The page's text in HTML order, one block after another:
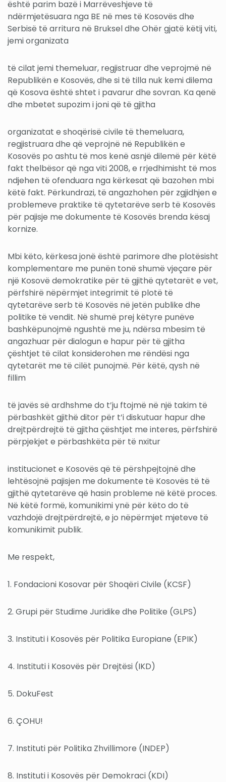
është parim bazë i Marrëveshjeve të
ndërmjetësuara nga BE në mes të Kosovës dhe
Serbisë të arritura në Bruksel dhe Ohër gjatë këtij viti,
jemi organizata
të cilat jemi themeluar, regjistruar dhe veprojmë në
Republikën e Kosovës, dhe si të tilla nuk kemi dilema
që Kosova është shtet i pavarur dhe sovran. Ka qenë
dhe mbetet supozim i joni që të gjitha
organizatat e shoqërisë civile të themeluara,
regjistruara dhe që veprojnë në Republikën e
Kosovës po ashtu të mos kenë asnjë dilemë për këtë
fakt thelbësor që nga viti 2008, e rrjedhimisht të mos
ndjehen të ofenduara nga kërkesat që bazohen mbi
këtë fakt. Përkundrazi, të angazhohen për zgjidhjen e
problemeve praktike të qytetarëve serb të Kosovës
për pajisje me dokumente të Kosovës brenda kësaj
kornize.
Mbi këto, kërkesa jonë është parimore dhe plotësisht
komplementare me punën tonë shumë vjeçare për
një Kosovë demokratike për të gjithë qytetarët e vet,
përfshirë nëpërmjet integrimit të plotë të
qytetarëve serb të Kosovës në jetën publike dhe
politike të vendit. Në shumë prej këtyre punëve
bashkëpunojmë ngushtë me ju, ndërsa mbesim të
angazhuar për dialogun e hapur për të gjitha
çështjet të cilat konsiderohen me rëndësi nga
qytetarët me të cilët punojmë. Për këtë, qysh në
fillim
të javës së ardhshme do t’ju ftojmë në një takim të
përbashkët gjithë ditor për t’i diskutuar hapur dhe
drejtpërdrejtë të gjitha çështjet me interes, përfshirë
përpjekjet e përbashkëta për të nxitur
institucionet e Kosovës që të përshpejtojnë dhe
lehtësojnë pajisjen me dokumente të Kosovës të të
gjithë qytetarëve që hasin probleme në këtë proces.
Në këtë formë, komunikimi ynë për këto do të
vazhdojë drejtpërdrejtë, e jo nëpërmjet mjeteve të
komunikimit publik.
Me respekt,
1. Fondacioni Kosovar për Shoqëri Civile (KCSF)
2. Grupi për Studime Juridike dhe Politike (GLPS)
3. Instituti i Kosovës për Politika Europiane (EPIK)
4. Instituti i Kosovës për Drejtësi (IKD)
5. DokuFest
6. ÇOHU!
7. Instituti për Politika Zhvillimore (INDEP)
8. Instituti i Kosovës për Demokraci (KDI)